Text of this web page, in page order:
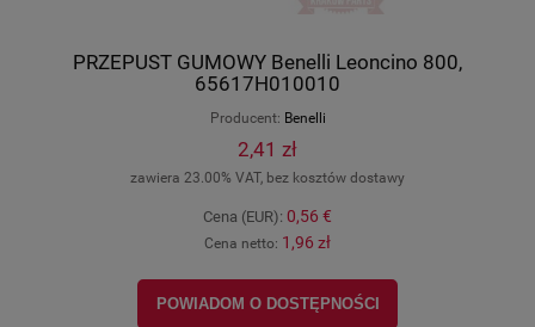
PRZEPUST GUMOWY Benelli Leoncino 800,
65617H010010
Producent: Benelli
2,41 zł
zawiera 23.00% VAT, bez kosztów dostawy
Cena (EUR): 0,56 €
Cena netto: 1,96 zł
POWIADOM O DOSTĘPNOŚCI